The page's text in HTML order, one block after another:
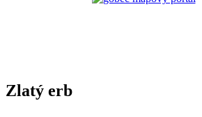
Zlatý erb